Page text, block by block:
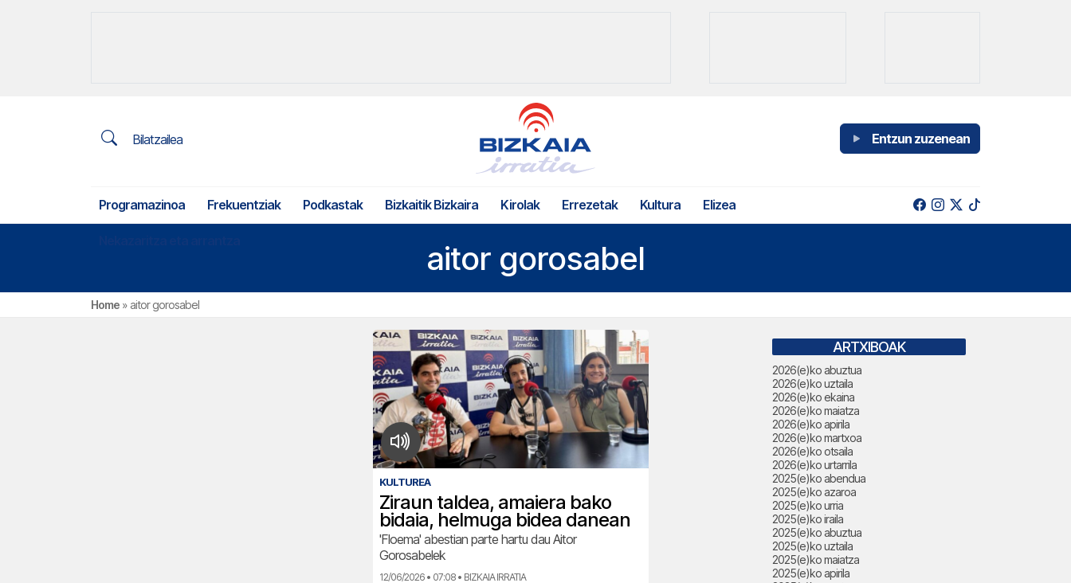
Bilatzailea Entzun zuzenean
Programazinoa Frekuentziak Podkastak Bizkaitik Bizkaira Kirolak Errezetak Kultura Elizea
aitor gorosabel
Home » aitor gorosabel
KULTUREA
Ziraun taldea, amaiera bako
bidaia, helmuga bidea danean
'Floema' abestian parte hartu dau Aitor
Gorosabelek
12/06/2026 • 07:08 • BIZKAIA IRRATIA
ARTXIBOAK
2026(e)ko abuztua
2026(e)ko uztaila
2026(e)ko ekaina
2026(e)ko maiatza
2026(e)ko apirila
2026(e)ko martxoa
2026(e)ko otsaila
2026(e)ko urtarrila
2025(e)ko abendua
2025(e)ko azaroa
2025(e)ko urria
2025(e)ko iraila
2025(e)ko abuztua
2025(e)ko uztaila
2025(e)ko maiatza
2025(e)ko apirila